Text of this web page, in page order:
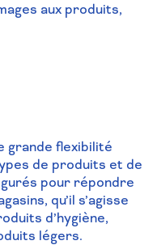
aux produits,
grande flexibilité
de produits et de
pour répondre
qu’il s’agisse
d’hygiène,
légers.